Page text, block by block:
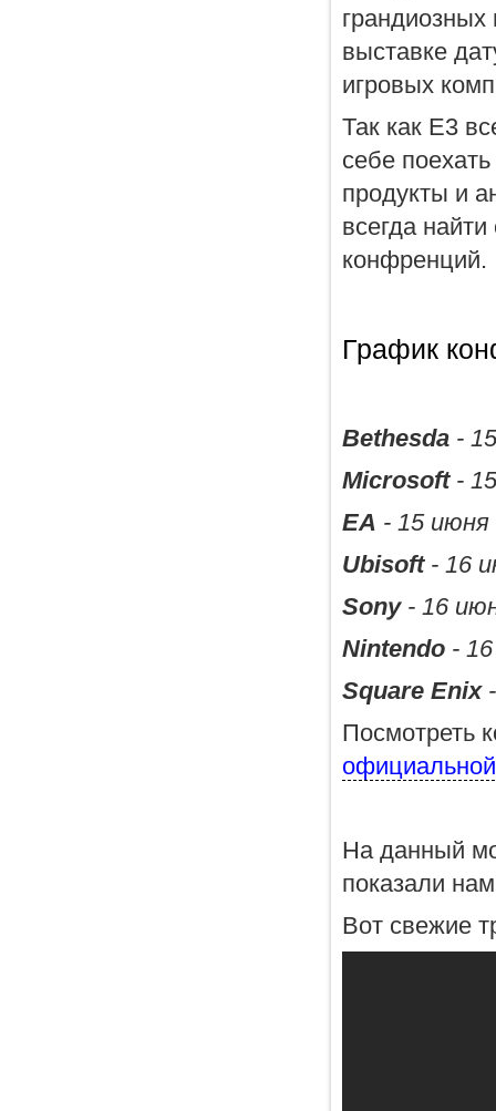
выставке
игровых
Так как E3
себе
продукты и
всегда
конфренций.
График
Bethesda-
Microsoft-
EA - 15 июня
Ubisoft- 16
Sony- 16
Nintendo- 16
Square Enix-
Посмотреть
На данный
показали
Вот свежие